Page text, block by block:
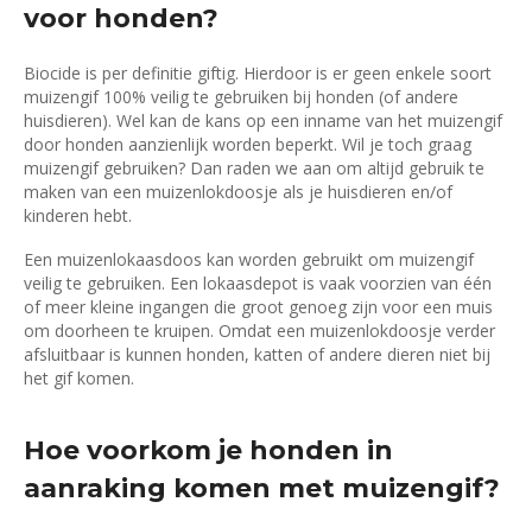
voor honden?
Biocide is per definitie giftig. Hierdoor is er geen enkele soort
muizengif 100% veilig te gebruiken bij honden (of andere
huisdieren). Wel kan de kans op een inname van het muizengif
door honden aanzienlijk worden beperkt. Wil je toch graag
muizengif gebruiken? Dan raden we aan om altijd gebruik te
maken van een muizenlokdoosje als je huisdieren en/of
kinderen hebt.
Een muizenlokaasdoos kan worden gebruikt om muizengif
veilig te gebruiken. Een lokaasdepot is vaak voorzien van één
of meer kleine ingangen die groot genoeg zijn voor een muis
om doorheen te kruipen. Omdat een muizenlokdoosje verder
afsluitbaar is kunnen honden, katten of andere dieren niet bij
het gif komen.
Hoe voorkom je honden in
aanraking komen met muizengif?